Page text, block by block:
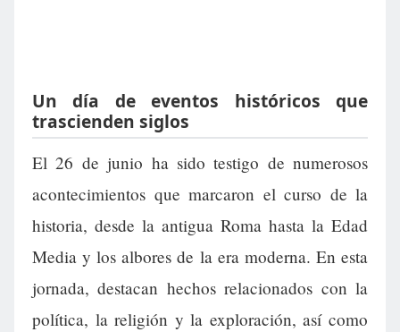
Un día de eventos históricos que
trascienden siglos
El 26 de junio ha sido testigo de numerosos
acontecimientos que marcaron el curso de la
historia, desde la antigua Roma hasta la Edad
Media y los albores de la era moderna. En esta
jornada, destacan hechos relacionados con la
política, la religión y la exploración, así como